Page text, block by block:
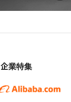
企業特集